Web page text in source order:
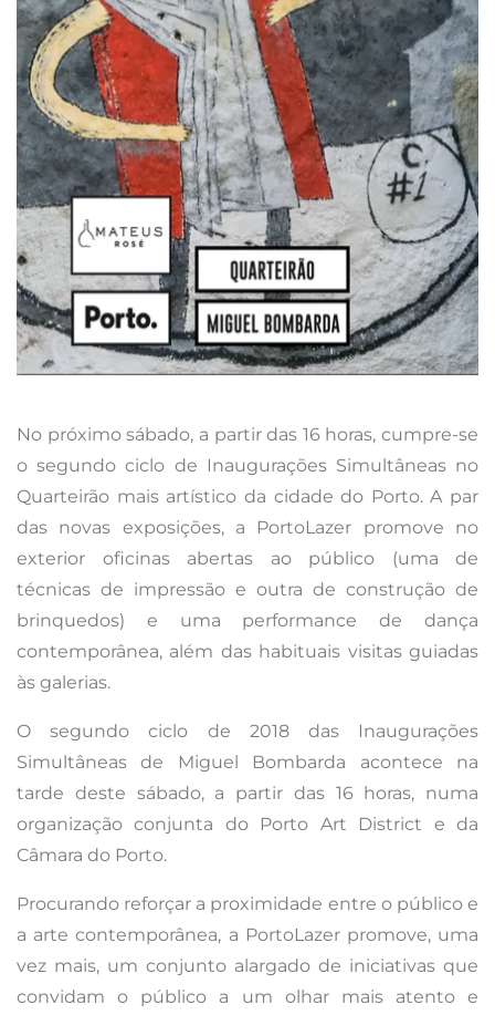
No próximo sábado, a partir das 16 horas, cumpre-se
o segundo ciclo de Inaugurações Simultâneas no
Quarteirão mais artístico da cidade do Porto. A par
das novas exposições, a PortoLazer promove no
exterior oficinas abertas ao público (uma de
técnicas de impressão e outra de construção de
brinquedos) e uma performance de dança
contemporânea, além das habituais visitas guiadas
às galerias.
O segundo ciclo de 2018 das Inaugurações
Simultâneas de Miguel Bombarda acontece na
tarde deste sábado, a partir das 16 horas, numa
organização conjunta do Porto Art District e da
Câmara do Porto.
Procurando reforçar a proximidade entre o público e
a arte contemporânea, a PortoLazer promove, uma
vez mais, um conjunto alargado de iniciativas que
convidam o público a um olhar mais atento e